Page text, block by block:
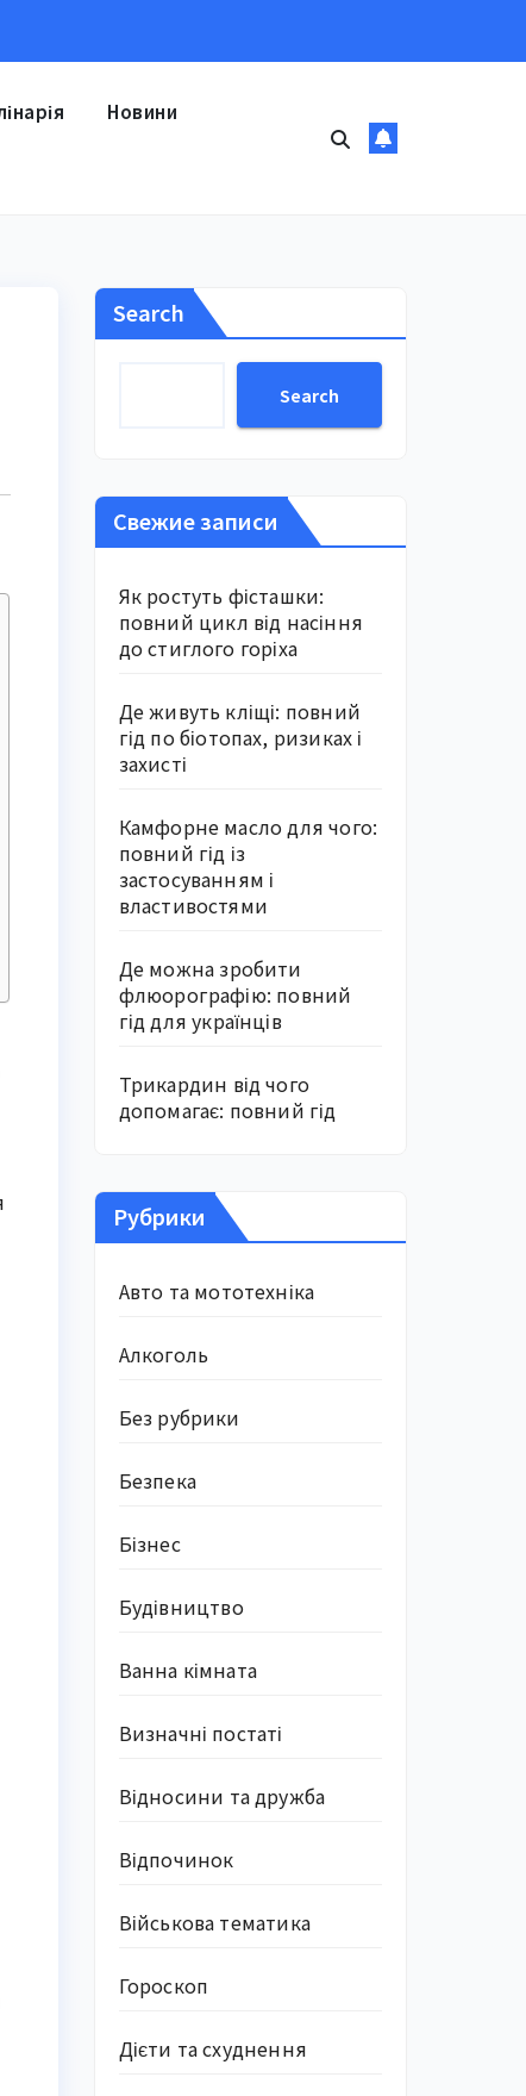
Новини
Search
Search
Свежие записи
Як ростуть фісташки:
повний цикл від насіння
до стиглого горіха
Де живуть кліщі: повний
гід по біотопах, ризиках і
захисті
Камфорне масло для чого:
повний гід із
застосуванням і
властивостями
Де можна зробити
флюорографію: повний
гід для українців
Трикардин від чого
допомагає: повний гід
Рубрики
Авто та мототехніка
Алкоголь
Без рубрики
Безпека
Бізнес
Будівництво
Ванна кімната
Визначні постаті
Відносини та дружба
Відпочинок
Військова тематика
Гороскоп
Дієти та схуднення